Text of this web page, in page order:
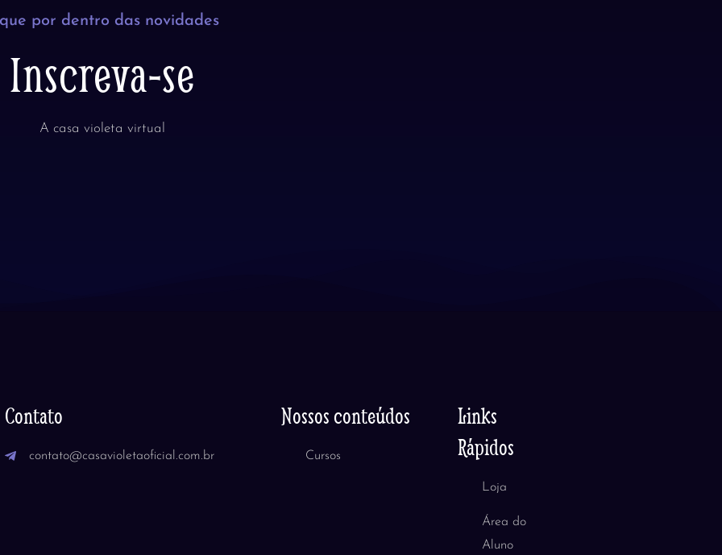
por dentro das novidades
Inscreva-se
A casa violeta virtual
Contato
contato@casavioletaoficial.com.br
Nossos conteúdos
Cursos
Links
Rápidos
Loja
Área do
Aluno